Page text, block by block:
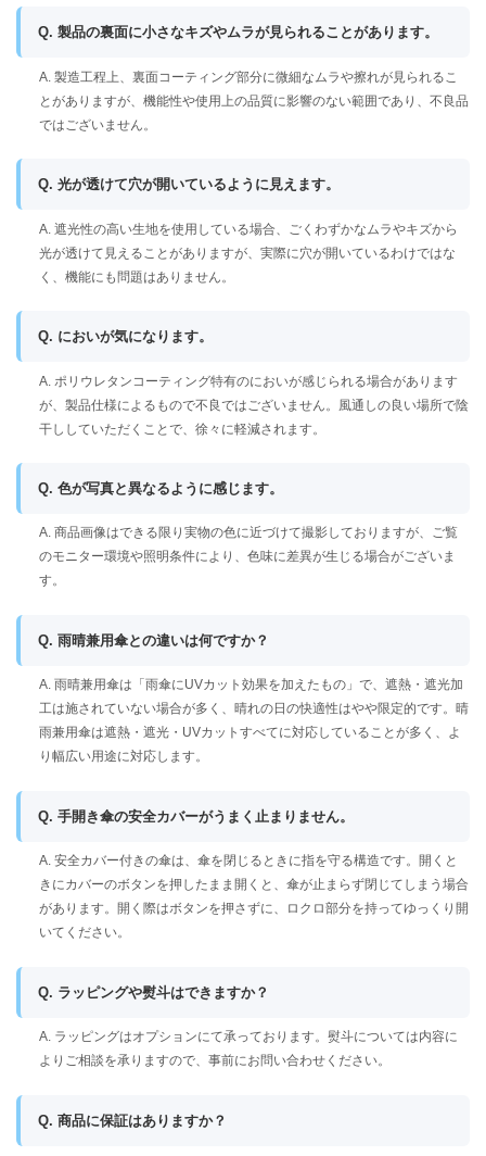
Q. 製品の裏面に小さなキズやムラが見られることがあります。
A. 製造工程上、裏面コーティング部分に微細なムラや擦れが見られるこ
とがありますが、機能性や使用上の品質に影響のない範囲であり、不良品
ではございません。
Q. 光が透けて穴が開いているように見えます。
A. 遮光性の高い生地を使用している場合、ごくわずかなムラやキズから
光が透けて見えることがありますが、実際に穴が開いているわけではな
く、機能にも問題はありません。
Q. においが気になります。
A. ポリウレタンコーティング特有のにおいが感じられる場合があります
が、製品仕様によるもので不良ではございません。風通しの良い場所で陰
干ししていただくことで、徐々に軽減されます。
Q. 色が写真と異なるように感じます。
A. 商品画像はできる限り実物の色に近づけて撮影しておりますが、ご覧
のモニター環境や照明条件により、色味に差異が生じる場合がございま
す。
Q. 雨晴兼用傘との違いは何ですか？
A. 雨晴兼用傘は「雨傘にUVカット効果を加えたもの」で、遮熱・遮光加
工は施されていない場合が多く、晴れの日の快適性はやや限定的です。晴
雨兼用傘は遮熱・遮光・UVカットすべてに対応していることが多く、よ
り幅広い用途に対応します。
Q. 手開き傘の安全カバーがうまく止まりません。
A. 安全カバー付きの傘は、傘を閉じるときに指を守る構造です。開くと
きにカバーのボタンを押したまま開くと、傘が止まらず閉じてしまう場合
があります。開く際はボタンを押さずに、ロクロ部分を持ってゆっくり開
いてください。
Q. ラッピングや熨斗はできますか？
A. ラッピングはオプションにて承っております。熨斗については内容に
よりご相談を承りますので、事前にお問い合わせください。
Q. 商品に保証はありますか？